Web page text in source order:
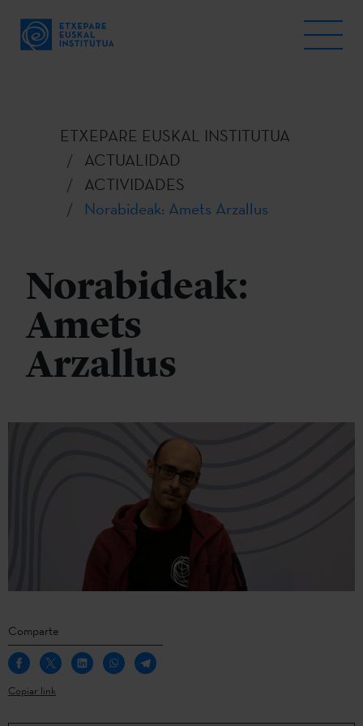
ETXEPARE EUSKAL INSTITUTUA
ACTUALIDAD
ACTIVIDADES
Norabideak: Amets Arzallus
Norabideak:
Amets
Arzallus
Comparte
Copiar link